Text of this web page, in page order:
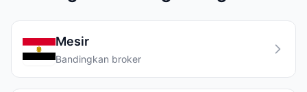
Mesir
Bandingkan broker